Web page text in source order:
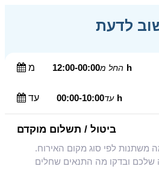
לדעת
מ החל מ 12:00-00:00h
עד עד 00:00-10:00h
ביטול / תשלום מוקדם
משתנות לפי סוג מקום האירוח.
שלכם ובדקו מה התנאים שחלים